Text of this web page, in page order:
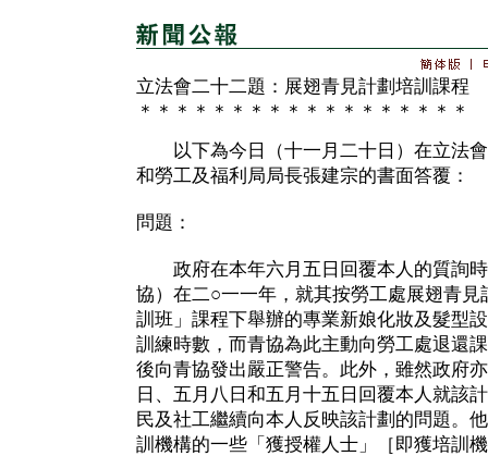
立法會二十二題：展翅青見計劃培訓課程
＊＊＊＊＊＊＊＊＊＊＊＊＊＊＊＊＊＊
以下為今日（十一月二十日）在立法會
和勞工及福利局局長張建宗的書面答覆：
問題：
政府在本年六月五日回覆本人的質詢時
協）在二○一一年，就其按勞工處展翅青
訓班」課程下舉辦的專業新娘化妝及髮型
訓練時數，而青協為此主動向勞工處退還
後向青協發出嚴正警告。此外，雖然政府
日、五月八日和五月十五日回覆本人就該
民及社工繼續向本人反映該計劃的問題。
訓機構的一些「獲授權人士」［即獲培訓